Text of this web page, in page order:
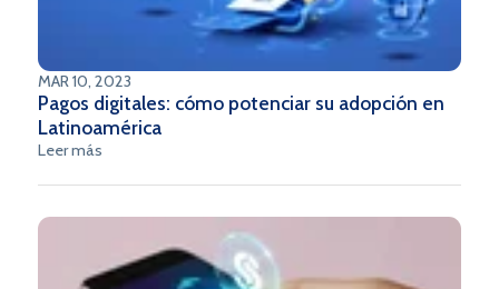
MAR 10, 2023
Pagos digitales: cómo potenciar su adopción en
Latinoamérica
Leer más